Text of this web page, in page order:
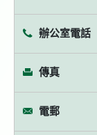
辦公室電話
傳真
電郵